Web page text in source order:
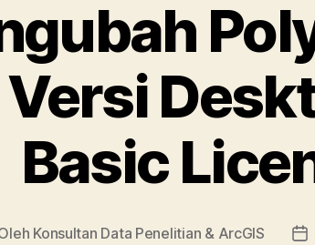
Basic
Konsultan Data Penelitian & ArcGIS